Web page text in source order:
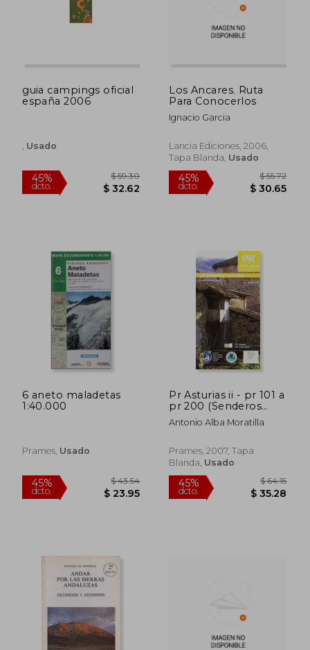
45%
dcto.
40%
dcto.
guia campings oficial
españa 2006
Usado
Los Ancares. Ruta
Para Conocerlos
Ignacio Garcia
Lancia Ediciones, 2006,
Tapa Blanda, Usado
6 aneto maladetas
1:40.000
Prames, Usado
Pr Asturias ii - pr 101 a
pr 200 (Senderos
Pequeño Recorrido)
Antonio Alba Moratilla
Prames, 2007, Tapa
Blanda, Usado